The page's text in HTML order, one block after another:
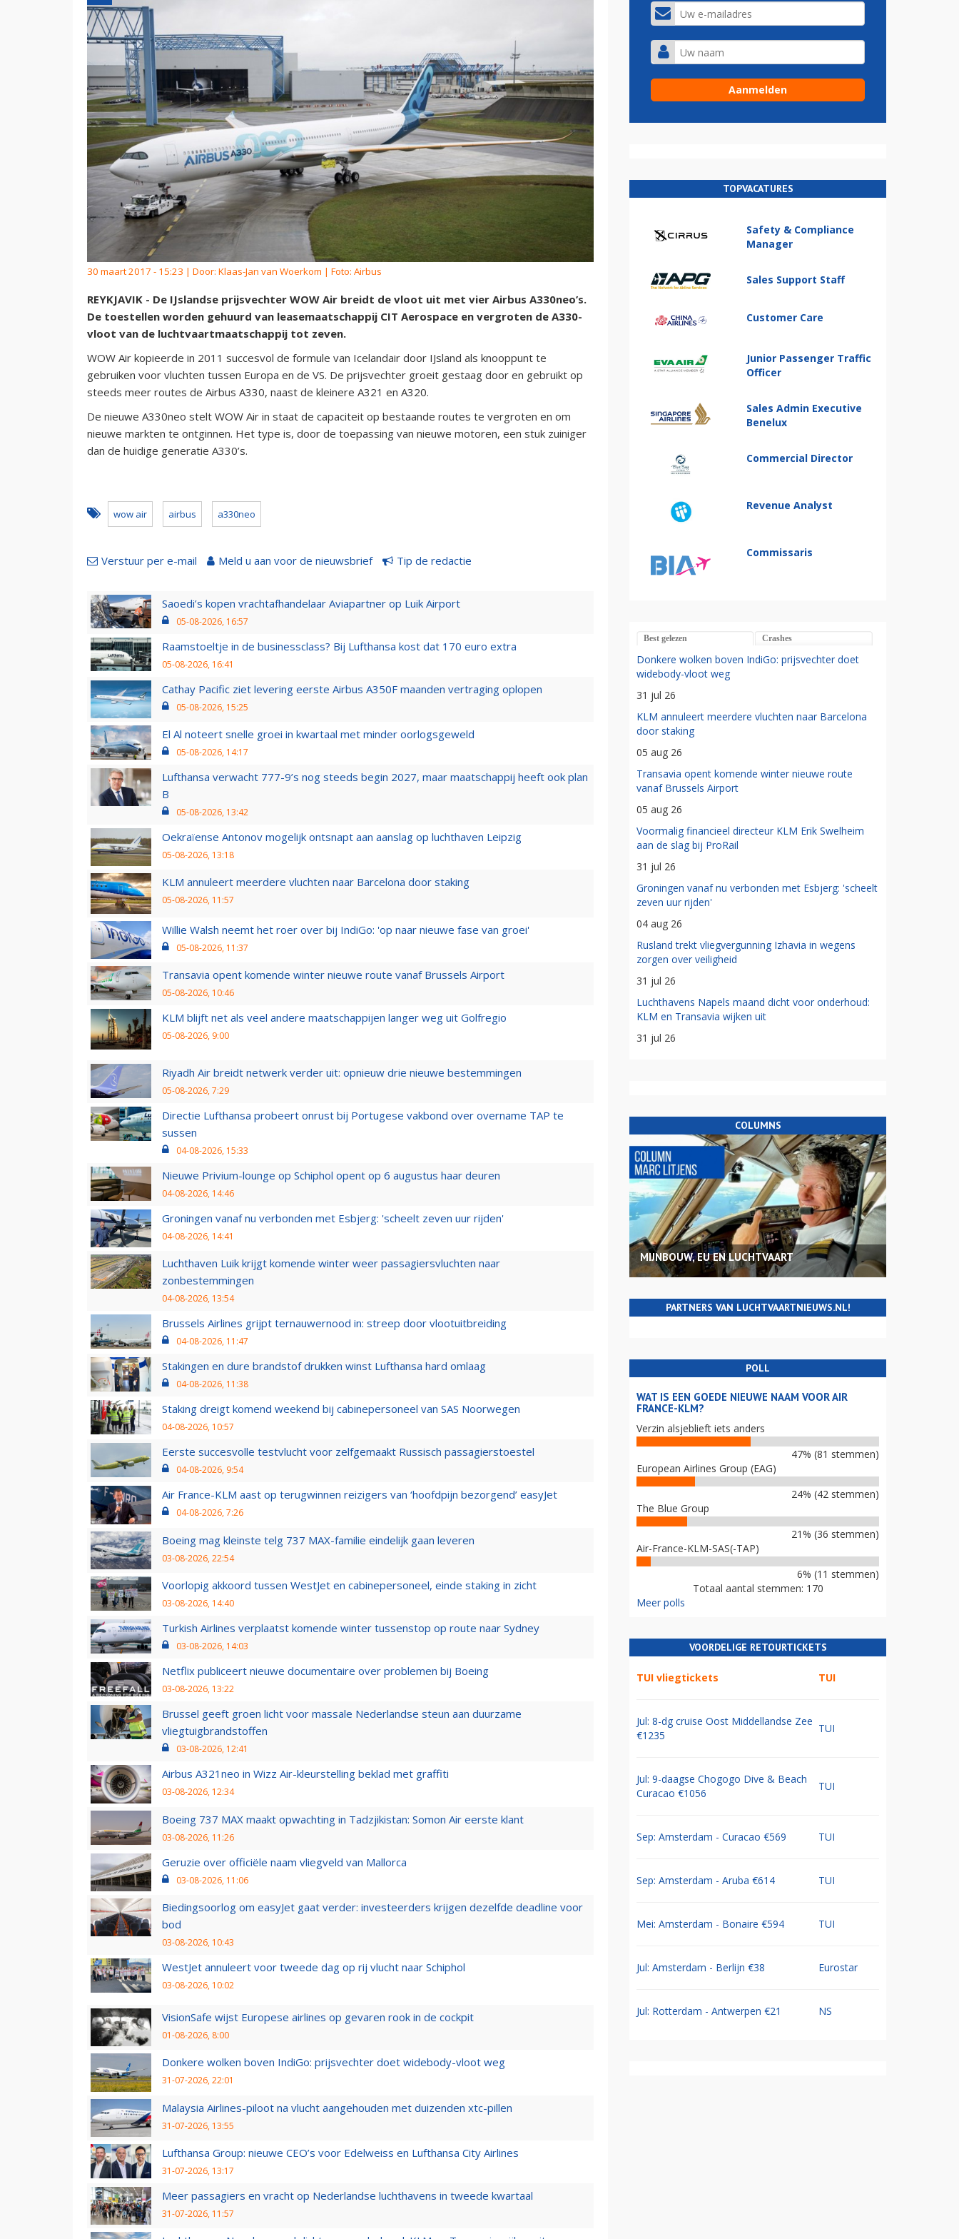
30 maart 2017 - 15:23 | Door: Klaas-Jan van Woerkom | Foto: Airbus
REYKJAVIK - De IJslandse prijsvechter WOW Air breidt de vloot uit met vier Airbus A330neo’s.
De toestellen worden gehuurd van leasemaatschappij CIT Aerospace en vergroten de A330-
vloot van de luchtvaartmaatschappij tot zeven.
WOW Air kopieerde in 2011 succesvol de formule van Icelandair door IJsland als knooppunt te
gebruiken voor vluchten tussen Europa en de VS. De prijsvechter groeit gestaag door en gebruikt op
steeds meer routes de Airbus A330, naast de kleinere A321 en A320.
De nieuwe A330neo stelt WOW Air in staat de capaciteit op bestaande routes te vergroten en om
nieuwe markten te ontginnen. Het type is, door de toepassing van nieuwe motoren, een stuk zuiniger
dan de huidige generatie A330’s.
wow air airbus a330neo
Verstuur per e-mail Meld u aan voor de nieuwsbrief Tip de redactie
Saoedi’s kopen vrachtafhandelaar Aviapartner op Luik Airport
05-08-2026, 16:57
Raamstoeltje in de businessclass? Bij Lufthansa kost dat 170 euro extra
05-08-2026, 16:41
Cathay Pacific ziet levering eerste Airbus A350F maanden vertraging oplopen
05-08-2026, 15:25
El Al noteert snelle groei in kwartaal met minder oorlogsgeweld
05-08-2026, 14:17
Lufthansa verwacht 777-9’s nog steeds begin 2027, maar maatschappij heeft ook plan
B
05-08-2026, 13:42
Oekraïense Antonov mogelijk ontsnapt aan aanslag op luchthaven Leipzig
05-08-2026, 13:18
KLM annuleert meerdere vluchten naar Barcelona door staking
05-08-2026, 11:57
Willie Walsh neemt het roer over bij IndiGo: 'op naar nieuwe fase van groei'
05-08-2026, 11:37
Transavia opent komende winter nieuwe route vanaf Brussels Airport
05-08-2026, 10:46
KLM blijft net als veel andere maatschappijen langer weg uit Golfregio
05-08-2026, 9:00
Riyadh Air breidt netwerk verder uit: opnieuw drie nieuwe bestemmingen
05-08-2026, 7:29
Directie Lufthansa probeert onrust bij Portugese vakbond over overname TAP te
sussen
04-08-2026, 15:33
Nieuwe Privium-lounge op Schiphol opent op 6 augustus haar deuren
04-08-2026, 14:46
Groningen vanaf nu verbonden met Esbjerg: 'scheelt zeven uur rijden'
04-08-2026, 14:41
Luchthaven Luik krijgt komende winter weer passagiersvluchten naar
zonbestemmingen
04-08-2026, 13:54
Brussels Airlines grijpt ternauwernood in: streep door vlootuitbreiding
04-08-2026, 11:47
Stakingen en dure brandstof drukken winst Lufthansa hard omlaag
04-08-2026, 11:38
Staking dreigt komend weekend bij cabinepersoneel van SAS Noorwegen
04-08-2026, 10:57
Eerste succesvolle testvlucht voor zelfgemaakt Russisch passagierstoestel
04-08-2026, 9:54
Air France-KLM aast op terugwinnen reizigers van ‘hoofdpijn bezorgend’ easyJet
04-08-2026, 7:26
Boeing mag kleinste telg 737 MAX-familie eindelijk gaan leveren
03-08-2026, 22:54
Voorlopig akkoord tussen WestJet en cabinepersoneel, einde staking in zicht
03-08-2026, 14:40
Turkish Airlines verplaatst komende winter tussenstop op route naar Sydney
03-08-2026, 14:03
Netflix publiceert nieuwe documentaire over problemen bij Boeing
03-08-2026, 13:22
Brussel geeft groen licht voor massale Nederlandse steun aan duurzame
vliegtuigbrandstoffen
03-08-2026, 12:41
Airbus A321neo in Wizz Air-kleurstelling beklad met graffiti
03-08-2026, 12:34
Boeing 737 MAX maakt opwachting in Tadzjikistan: Somon Air eerste klant
03-08-2026, 11:26
Geruzie over officiële naam vliegveld van Mallorca
03-08-2026, 11:06
Biedingsoorlog om easyJet gaat verder: investeerders krijgen dezelfde deadline voor
bod
03-08-2026, 10:43
WestJet annuleert voor tweede dag op rij vlucht naar Schiphol
03-08-2026, 10:02
VisionSafe wijst Europese airlines op gevaren rook in de cockpit
01-08-2026, 8:00
Donkere wolken boven IndiGo: prijsvechter doet widebody-vloot weg
31-07-2026, 22:01
Malaysia Airlines-piloot na vlucht aangehouden met duizenden xtc-pillen
31-07-2026, 13:55
Lufthansa Group: nieuwe CEO’s voor Edelweiss en Lufthansa City Airlines
31-07-2026, 13:17
Meer passagiers en vracht op Nederlandse luchthavens in tweede kwartaal
31-07-2026, 11:57
TOPVACATURES
Safety & Compliance
Manager
Sales Support Staff
Customer Care
Junior Passenger Traffic
Officer
Sales Admin Executive
Benelux
Commercial Director
Revenue Analyst
Commissaris
Best gelezen Crashes
Donkere wolken boven IndiGo: prijsvechter doet
widebody-vloot weg
31 jul 26
KLM annuleert meerdere vluchten naar Barcelona
door staking
05 aug 26
Transavia opent komende winter nieuwe route
vanaf Brussels Airport
05 aug 26
Voormalig financieel directeur KLM Erik Swelheim
aan de slag bij ProRail
31 jul 26
Groningen vanaf nu verbonden met Esbjerg: 'scheelt
zeven uur rijden'
04 aug 26
Rusland trekt vliegvergunning Izhavia in wegens
zorgen over veiligheid
31 jul 26
Luchthavens Napels maand dicht voor onderhoud:
KLM en Transavia wijken uit
31 jul 26
COLUMNS
MIJNBOUW, EU EN LUCHTVAART
PARTNERS VAN LUCHTVAARTNIEUWS.NL!
POLL
WAT IS EEN GOEDE NIEUWE NAAM VOOR AIR
FRANCE-KLM?
Verzin alsjeblieft iets anders
47% (81 stemmen)
European Airlines Group (EAG)
24% (42 stemmen)
The Blue Group
21% (36 stemmen)
Air-France-KLM-SAS(-TAP)
6% (11 stemmen)
Totaal aantal stemmen: 170
Meer polls
VOORDELIGE RETOURTICKETS
TUI vliegtickets TUI
Jul: 8-dg cruise Oost Middellandse Zee
€1235
TUI
Jul: 9-daagse Chogogo Dive & Beach
Curacao €1056
TUI
Sep: Amsterdam - Curacao €569 TUI
Sep: Amsterdam - Aruba €614 TUI
Mei: Amsterdam - Bonaire €594 TUI
Jul: Amsterdam - Berlijn €38 Eurostar
Jul: Rotterdam - Antwerpen €21 NS